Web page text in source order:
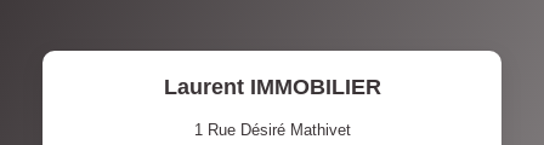
Laurent IMMOBILIER
1 Rue Désiré Mathivet